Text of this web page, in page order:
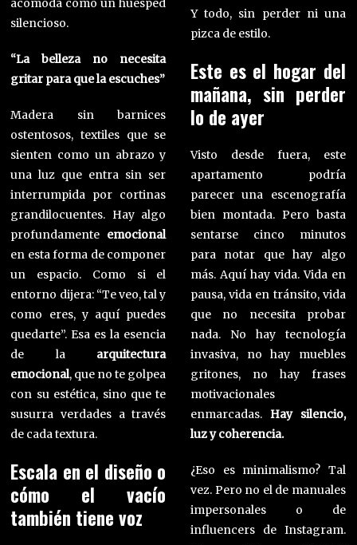
acomoda como un huésped
silencioso.
“La belleza no necesita
gritar para que la escuches”
Madera sin barnices
ostentosos, textiles que se
sienten como un abrazo y
una luz que entra sin ser
interrumpida por cortinas
grandilocuentes. Hay algo
profundamente emocional
en esta forma de componer
un espacio. Como si el
entorno dijera: “Te veo, tal y
como eres, y aquí puedes
quedarte”. Esa es la esencia
de la arquitectura
emocional, que no te golpea
con su estética, sino que te
susurra verdades a través
de cada textura.
Escala en el diseño o
cómo el vacío
también tiene voz
Y todo, sin perder ni una
pizca de estilo.
Este es el hogar del
mañana, sin perder
lo de ayer
Visto desde fuera, este
apartamento podría
parecer una escenografía
bien montada. Pero basta
sentarse cinco minutos
para notar que hay algo
más. Aquí hay vida. Vida en
pausa, vida en tránsito, vida
que no necesita probar
nada. No hay tecnología
invasiva, no hay muebles
gritones, no hay frases
motivacionales
enmarcadas. Hay silencio,
luz y coherencia.
¿Eso es minimalismo? Tal
vez. Pero no el de manuales
impersonales o de
influencers de Instagram.